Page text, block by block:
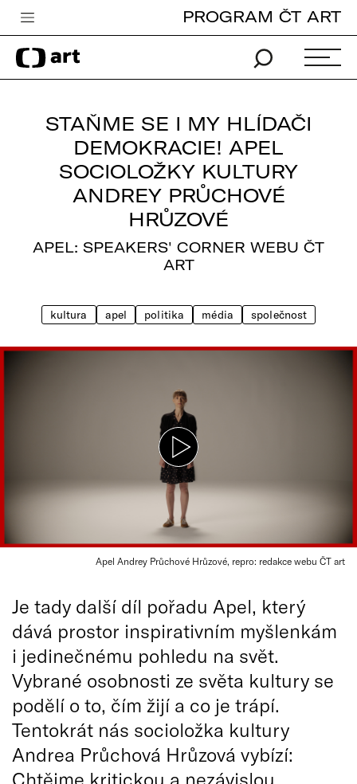
Česká televize
Zpravodajství
TV program
PROGRAM ČT ART
STAŇME SE I MY HLÍDAČI
DEMOKRACIE! APEL
SOCIOLOŽKY KULTURY
ANDREY PRŮCHOVÉ
HRŮZOVÉ
APEL: SPEAKERS' CORNER WEBU ČT
ART
kultura apel politika média společnost
Apel Andrey Průchové Hrůzové, repro: redakce webu ČT art
Je tady další díl pořadu Apel, který
dává prostor inspirativním myšlenkám
i jedinečnému pohledu na svět.
Vybrané osobnosti ze světa kultury se
podělí o to, čím žijí a co je trápí.
Tentokrát nás socioložka kultury
Andrea Průchová Hrůzová vybízí:
Chtějme kritickou a nezávislou